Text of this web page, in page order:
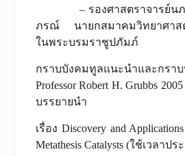
– รองศาสตราจารย์นภา
ภรณ์ นายกสมาคมวิทยาศาสต
ในพระบรมราชูปภัมภ์
กราบบังคมทูลแนะนำและกรา
Professor Robert H. Grubbs
บรรยายนำ
เรื่อง Discovery and
Metathesis Catalysts (ใช้เวลาป